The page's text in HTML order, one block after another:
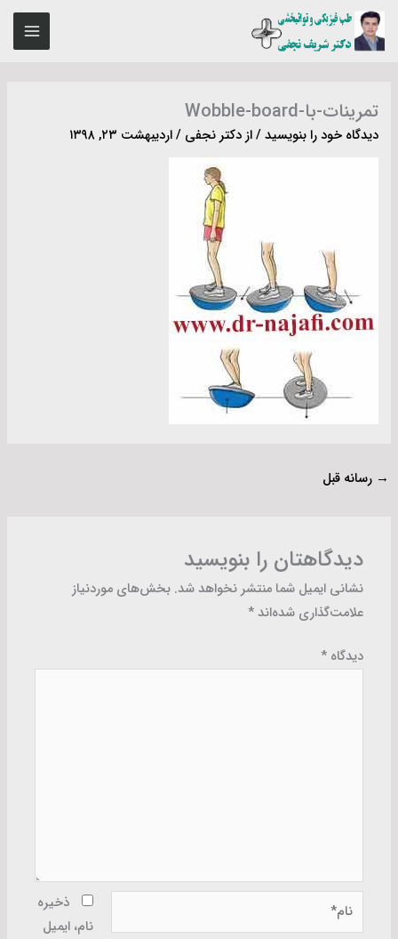
پرش
تمرینات-با-Wobble-board
دیدگاه‌ خود را بنویسید/ ازدکتر نجفی/اردیبهشت ۲۳, ۱۳۹۸
→ رسانه قبل
دیدگاهتان را بنویسید
نشانی ایمیل شما منتشر نخواهد شد. بخش‌های موردنیاز
علامت‌گذاری شده‌اند*
دیدگاه*
نام*
ذخیره
نام، ایمیل